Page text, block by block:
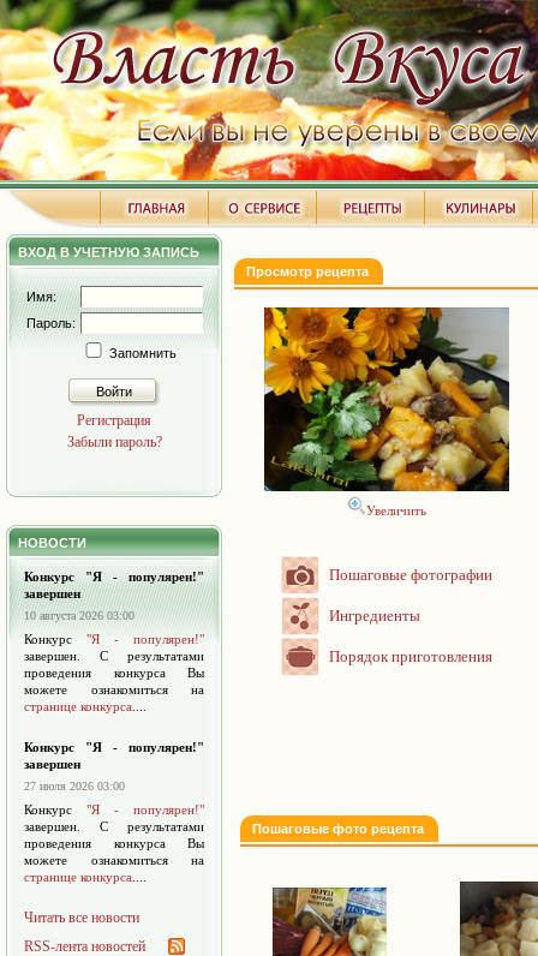
ВХОД В УЧЕТНУЮ ЗАПИСЬ
Имя:
Пароль:
Запомнить
Войти
Регистрация
Забыли пароль?
НОВОСТИ
Конкурс "Я - популярен!"
завершен
10 августа 2026 03:00
Конкурс "Я - популярен!"
завершен. С результатами
проведения конкурса Вы
можете ознакомиться на
странице конкурса
Конкурс "Я - популярен!"
завершен
27 июля 2026 03:00
Конкурс "Я - популярен!"
завершен. С результатами
проведения конкурса Вы
можете ознакомиться на
странице конкурса
Читать все новости
RSS-лента новостей
Просмотр рецепта
Увеличить
Пошаговые фотографии
Ингредиенты
Порядок приготовления
Пошаговые фото рецепта